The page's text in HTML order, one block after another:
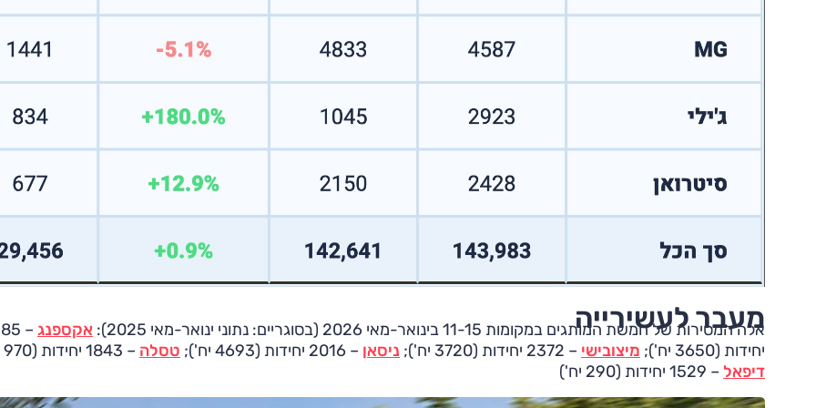
מעבר לעשירייה
אלה המסירות של חמשת המותגים במקומות 11-15 בינואר-מאי 2026 (בסוגריים: נתוני ינואר-מאי 2025): אקספנג
יחידות (3650 יח');
מיצובישי – 2372 יחידות (3720 יח'); ניסאן – 2016 יחידות (4693 יח'); טסלה – 1843 יחידות (970 יח');
דיפאל – 1529 יחידות (290 יח')